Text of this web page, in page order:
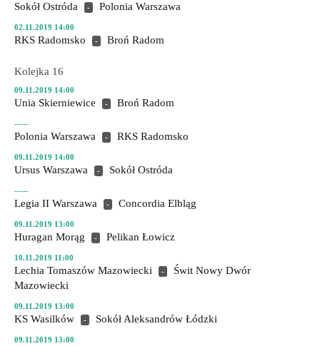
Sokół Ostróda - Polonia Warszawa
02.11.2019 14:00
RKS Radomsko - Broń Radom
Kolejka 16
09.11.2019 14:00
Unia Skierniewice - Broń Radom
-----
Polonia Warszawa - RKS Radomsko
09.11.2019 14:00
Ursus Warszawa - Sokół Ostróda
-----
Legia II Warszawa - Concordia Elbląg
09.11.2019 13:00
Huragan Morąg - Pelikan Łowicz
10.11.2019 11:00
Lechia Tomaszów Mazowiecki -
Świt Nowy Dwór
Mazowiecki
09.11.2019 13:00
KS Wasilków - Sokół Aleksandrów Łódzki
09.11.2019 13:00